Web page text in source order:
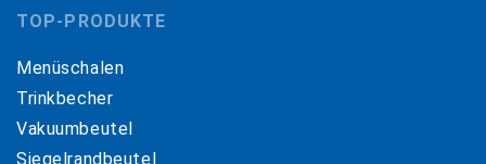
TOP-PRODUKTE
Menüschalen
Trinkbecher
Vakuumbeutel
Siegelrandbeutel